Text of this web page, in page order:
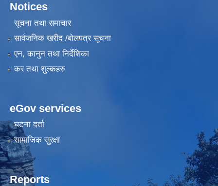
Notices
सूचना तथा समाचार
सार्वजनिक खरीद /बोलपत्र सूचना
एन, कानुन तथा निर्देशिका
कर तथा शुल्कहरु
eGov services
घटना दर्ता
सामाजिक सुरक्षा
Reports